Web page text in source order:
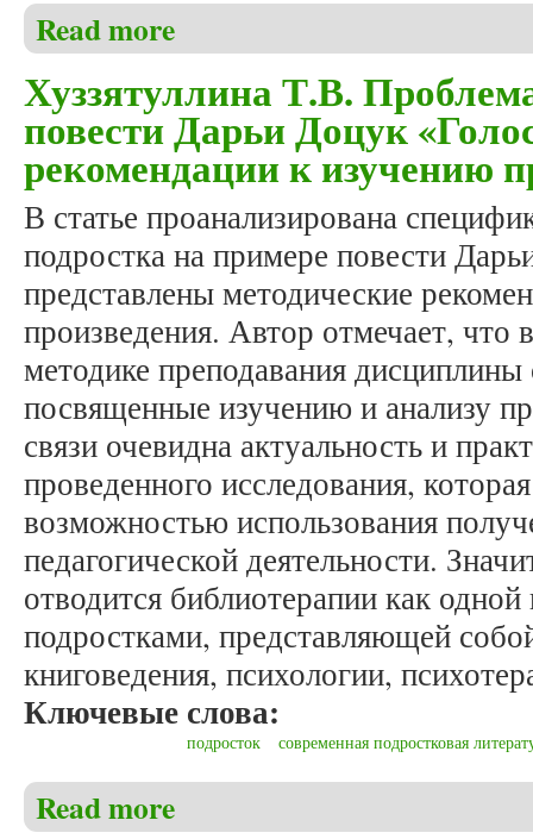
Read more
Хуззятуллина Т.В.
повести Дарьи Доцук
рекомендации к изучению
В статье проанализирована
подростка на примере повести
представлены методические
произведения. Автор отмечает, что
методике преподавания
посвященные изучению и анализу
связи очевидна актуальность и
проведенного исследования,
возможностью использования
педагогической деятельности.
отводится библиотерапии как
подростками, представляющей
книговедения, психологии,
Ключевые слова:
подросток современная подростковая
Read more